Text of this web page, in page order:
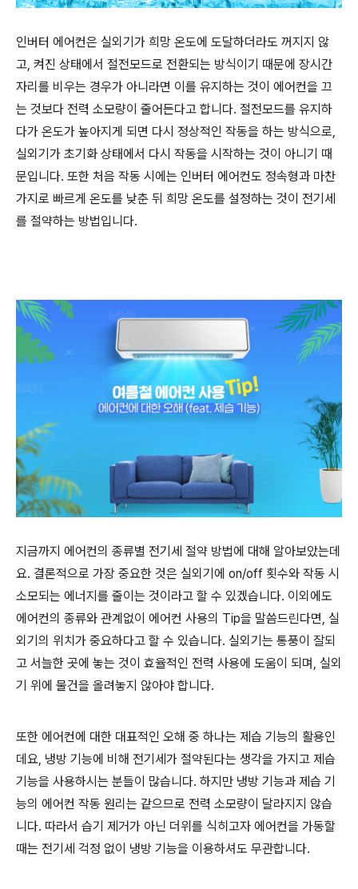
인버터 에어컨은 실외기가 희망 온도에 도달하더라도 꺼지지 않
고, 켜진 상태에서 절전모드로 전환되는 방식이기 때문에 장시간
자리를 비우는 경우가 아니라면 이를 유지하는 것이 에어컨을 끄
는 것보다 전력 소모량이 줄어든다고 합니다. 절전모드를 유지하
다가 온도가 높아지게 되면 다시 정상적인 작동을 하는 방식으로,
실외기가 초기화 상태에서 다시 작동을 시작하는 것이 아니기 때
문입니다. 또한 처음 작동 시에는 인버터 에어컨도 정속형과 마찬
가지로 빠르게 온도를 낮춘 뒤 희망 온도를 설정하는 것이 전기세
를 절약하는 방법입니다.
지금까지 에어컨의 종류별 전기세 절약 방법에 대해 알아보았는데
요. 결론적으로 가장 중요한 것은 실외기에 on/off 횟수와 작동 시
소모되는 에너지를 줄이는 것이라고 할 수 있겠습니다. 이외에도
에어컨의 종류와 관계없이 에어컨 사용의 Tip을 말씀드린다면, 실
외기의 위치가 중요하다고 할 수 있습니다. 실외기는 통풍이 잘되
고 서늘한 곳에 놓는 것이 효율적인 전력 사용에 도움이 되며, 실외
기 위에 물건을 올려놓지 않아야 합니다.
또한 에어컨에 대한 대표적인 오해 중 하나는 제습 기능의 활용인
데요, 냉방 기능에 비해 전기세가 절약된다는 생각을 가지고 제습
기능을 사용하시는 분들이 많습니다. 하지만 냉방 기능과 제습 기
능의 에어컨 작동 원리는 같으므로 전력 소모량이 달라지지 않습
니다. 따라서 습기 제거가 아닌 더위를 식히고자 에어컨을 가동할
때는 전기세 걱정 없이 냉방 기능을 이용하셔도 무관합니다.